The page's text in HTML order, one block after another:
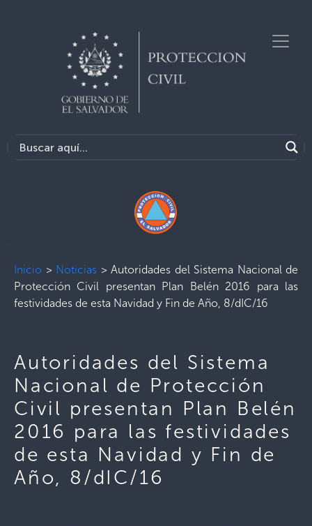
Inicio > Noticias > Autoridades del Sistema Nacional de
Protección Civil presentan Plan Belén 2016 para las
festividades de esta Navidad y Fin de Año, 8/dIC/16
Autoridades del Sistema
Nacional de Protección
Civil presentan Plan Belén
2016 para las festividades
de esta Navidad y Fin de
Año, 8/dIC/16